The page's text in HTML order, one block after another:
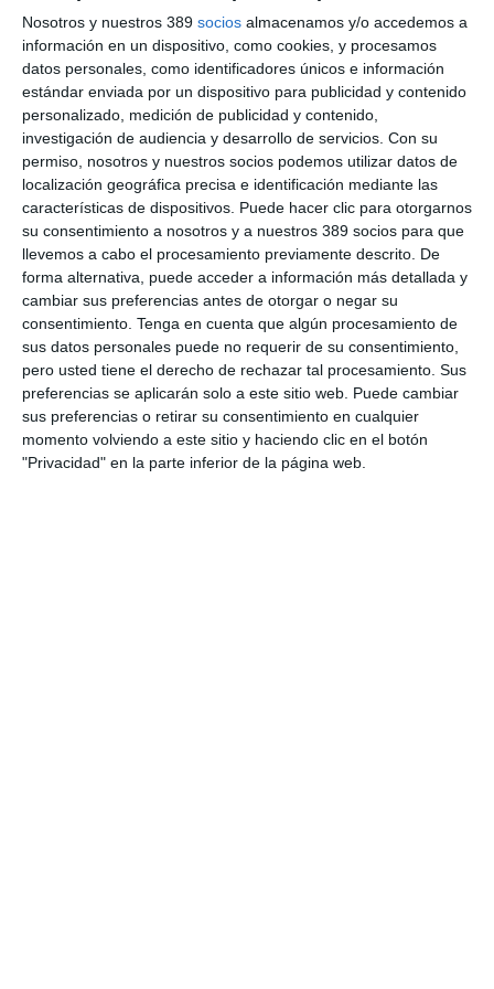
Nosotros y nuestros 389 socios almacenamos y/o accedemos a
información en un dispositivo, como cookies, y procesamos
datos personales, como identificadores únicos e información
estándar enviada por un dispositivo para publicidad y contenido
personalizado, medición de publicidad y contenido,
investigación de audiencia y desarrollo de servicios. Con su
permiso, nosotros y nuestros socios podemos utilizar datos de
localización geográfica precisa e identificación mediante las
características de dispositivos. Puede hacer clic para otorgarnos
su consentimiento a nosotros y a nuestros 389 socios para que
llevemos a cabo el procesamiento previamente descrito. De
forma alternativa, puede acceder a información más detallada y
cambiar sus preferencias antes de otorgar o negar su
consentimiento. Tenga en cuenta que algún procesamiento de
sus datos personales puede no requerir de su consentimiento,
pero usted tiene el derecho de rechazar tal procesamiento. Sus
preferencias se aplicarán solo a este sitio web. Puede cambiar
sus preferencias o retirar su consentimiento en cualquier
momento volviendo a este sitio y haciendo clic en el botón
"Privacidad" en la parte inferior de la página web.
pusieron en valor la continuidad de una alianza estratégica
orientada al fortalecimiento del canal de mediación.
Subrayan que la colaboración trasciende el ámbito
estrictamente institucional y representa una "apuesta decidida
por dotar a los mediadores colegiados de
herramientas que
contribuyan a mejorar su actividad diaria
". En sentido más
concreto, el acuerdo contempla el acceso de los colegiados a
formación especializada mediante programas educativos de
calidad y presentaciones detalladas sobre producto
específicos, así como una comunicación directa y cercana con
la entidad, que favorece una gestión ágil de consultas e
incidencias cotidianas y una mejora del servicio con el uso de
productos diseñados para optimizar el valor que el mediador
ofrece a sus clientes.
Si quiere recibir diariamente y GRATIS noticias como esta,
pinche aquí.
LO ÚLTIMO
La verdad sobre la IA en el seguro: qué funciona ya y qué sigue